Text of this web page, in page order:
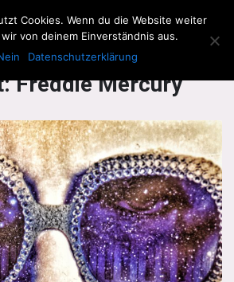
Men
Freddie Mercury
Cookies. Wenn du die Website weiter
von deinem Einverständnis aus.
Datenschutzerklärung